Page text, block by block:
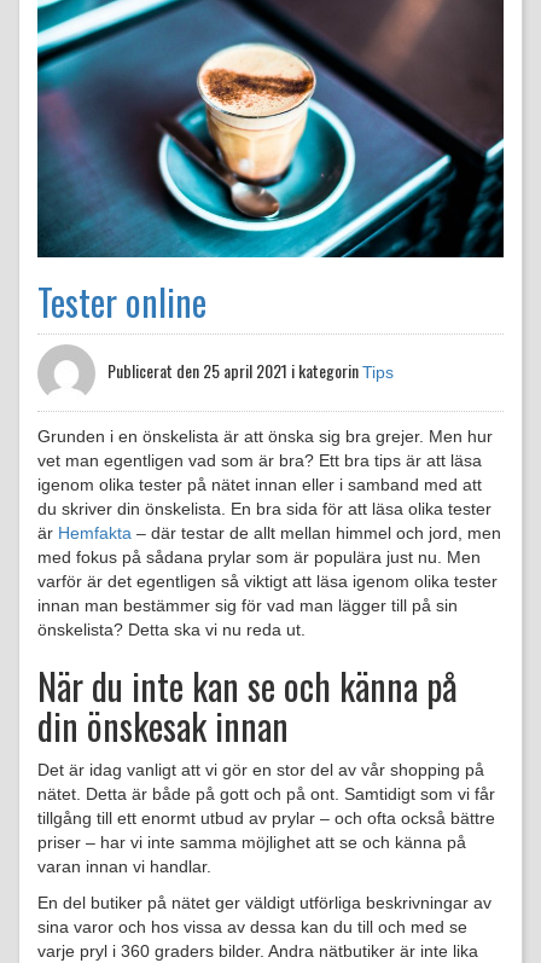
Tester online
Publicerat den25 april 2021 i kategorinTips
Grunden i en önskelista är att önska sig bra grejer. Men hur
vet man egentligen vad som är bra? Ett bra tips är att läsa
igenom olika tester på nätet innan eller i samband med att
du skriver din önskelista. En bra sida för att läsa olika tester
är Hemfakta – där testar de allt mellan himmel och jord, men
med fokus på sådana prylar som är populära just nu. Men
varför är det egentligen så viktigt att läsa igenom olika tester
innan man bestämmer sig för vad man lägger till på sin
önskelista? Detta ska vi nu reda ut.
När du inte kan se och känna på
din önskesak innan
Det är idag vanligt att vi gör en stor del av vår shopping på
nätet. Detta är både på gott och på ont. Samtidigt som vi får
tillgång till ett enormt utbud av prylar – och ofta också bättre
priser – har vi inte samma möjlighet att se och känna på
varan innan vi handlar.
En del butiker på nätet ger väldigt utförliga beskrivningar av
sina varor och hos vissa av dessa kan du till och med se
varje pryl i 360 graders bilder. Andra nätbutiker är inte lika